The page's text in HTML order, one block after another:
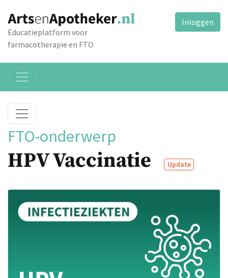
Educatieplatform voor
farmacotherapie en FTO
Inloggen
FTO-onderwerp
HPV Vaccinatie Update